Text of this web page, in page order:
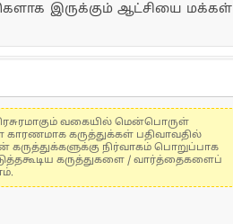
இருக்கும் ஆட்சியை மக்கள்
வகையில் மென்பொருள்
காரணமாக கருத்துக்கள் பதிவாவதில்
கருத்துக்களுக்கு நிர்வாகம் பொறுப்பாக
கருத்துகளை / வார்த்தைகளைப்